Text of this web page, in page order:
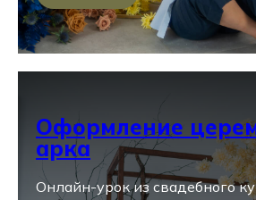
Оформление
арка
Онлайн-урок из свадебного